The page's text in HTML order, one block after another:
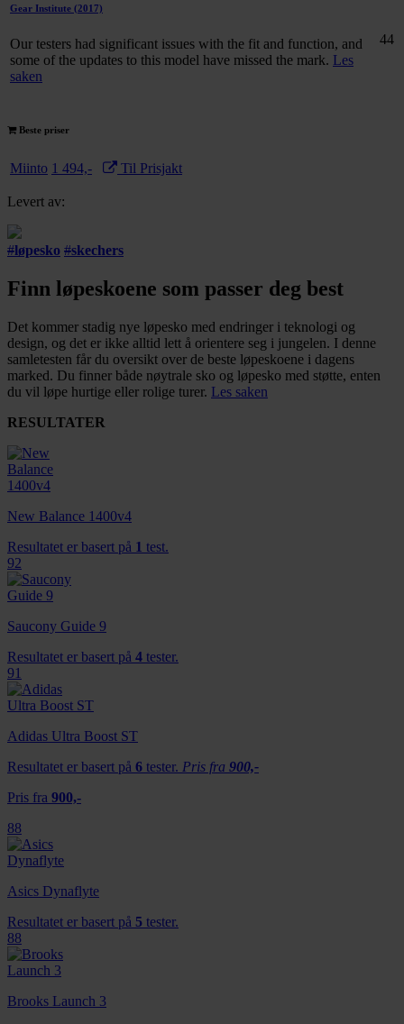
Gear Institute (2017)
Our testers had significant issues with the fit and function, and
some of the updates to this model have missed the mark. Les
saken
44
Beste priser
Miinto 1 494,- Til Prisjakt
Levert av:
#løpesko #skechers
Finn løpeskoene som passer deg best
Det kommer stadig nye løpesko med endringer i teknologi og
design, og det er ikke alltid lett å orientere seg i jungelen. I denne
samletesten får du oversikt over de beste løpeskoene i dagens
marked. Du finner både nøytrale sko og løpesko med støtte, enten
du vil løpe hurtige eller rolige turer. Les saken
RESULTATER
New Balance 1400v4
Resultatet er basert på 1 test.
92
Saucony Guide 9
Resultatet er basert på 4 tester.
91
Adidas Ultra Boost ST
Resultatet er basert på 6 tester. Pris fra 900,-
Pris fra 900,-
88
Asics Dynaflyte
Resultatet er basert på 5 tester.
88
Brooks Launch 3